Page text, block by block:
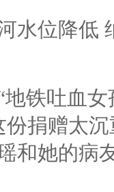
水位降低
铁吐血
份捐赠太
和她的病